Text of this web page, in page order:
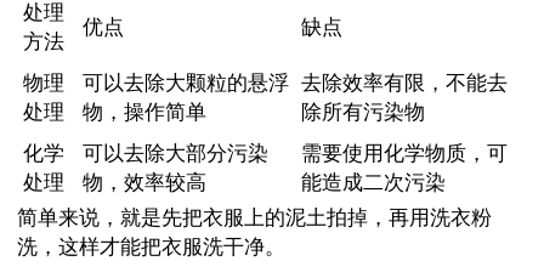
处理
方法
优点 缺点
物理
处理
可以去除大颗粒的悬浮
物，操作简单
去除效率有限，不能去
除所有污染物
化学
处理
可以去除大部分污染
物，效率较高
需要使用化学物质，可
能造成二次污染
简单来说，就是先把衣服上的泥土拍掉，再用洗衣粉
洗，这样才能把衣服洗干净。